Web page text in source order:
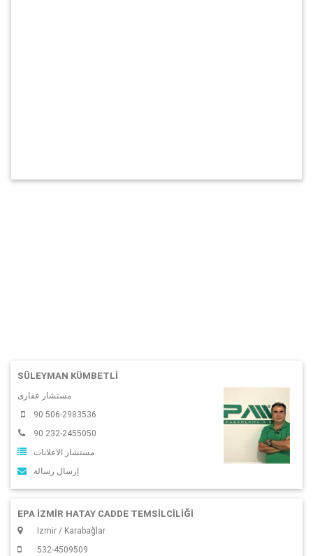
SÜLEYMAN KÜMBETLI
مستشار عقارى
90 506-2983536
90 232-2455050
مستشار الاعلانات
إرسال رسالة
EPA İZMİR HATAY CADDE TEMSİLCİLİĞİ
Izmir / Karabağlar
532-4509509